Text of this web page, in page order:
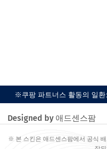
※쿠팡 파트너스 활동의 일
Designed by 애드센스팜
※ 본 스킨은 애드센스팜에서 공식